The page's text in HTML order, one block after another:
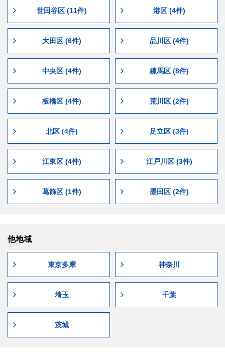
世田谷区 (11件) 港区 (4件)
大田区 (6件) 品川区 (4件)
中央区 (4件) 練馬区 (8件)
板橋区 (4件) 荒川区 (2件)
北区 (4件) 足立区 (3件)
江東区 (4件) 江戸川区 (3件)
葛飾区 (1件) 墨田区 (2件)
他地域
東京多摩 神奈川
埼玉 千葉
茨城